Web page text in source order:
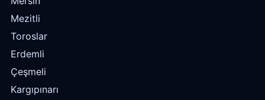
Mezitli
Toroslar
Erdemli
Çeşmeli
Kargıpınarı